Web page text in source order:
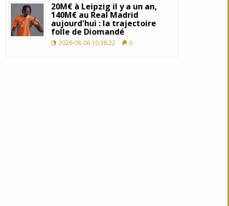
20M€ à Leipzig il y a un an,
140M€ au Real Madrid
aujourd'hui : la trajectoire
folle de Diomandé
2026-08-06 10:38:22 0